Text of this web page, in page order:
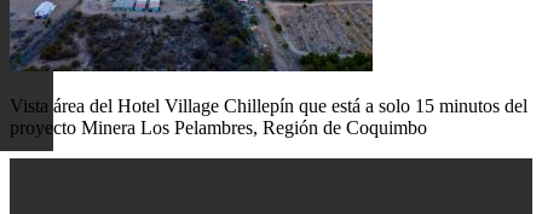
Vista área del Hotel Village Chillepín que está a solo 15 minutos del
proyecto Minera Los Pelambres, Región de Coquimbo